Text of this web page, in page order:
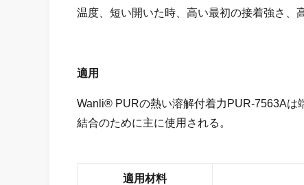
温度、短い開いた時、高い最初の接着強さ、
適用
Wanli® PURの熱い溶解付着力PUR-7563Aは
結合のために主に使用される 。
適用材料